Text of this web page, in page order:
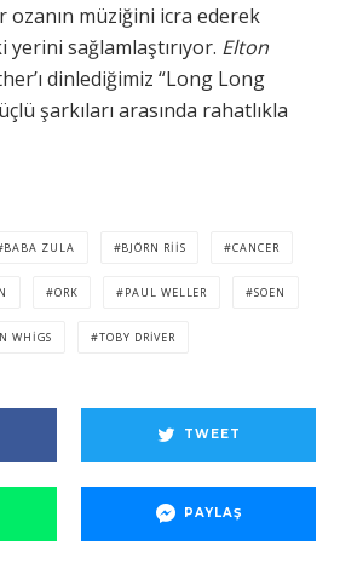
ozanın müziğini icra ederek
yerini sağlamlaştırıyor. Elton
dinlediğimiz “Long Long
şarkıları arasında rahatlıkla
BABA ZULA BJÖRN RIIS CANCER
ORK PAUL WELLER SOEN
WHIGS TOBY DRIVER
TWEET
PAYLAŞ